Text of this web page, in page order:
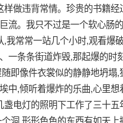
样做违背常情。珍贵的书籍
流。我只不过是一个软心肠
我常常一站几个小时,观看爆
一条条街道炸毁,那起爆的时
即像件衣裳似的静静地坍塌
中,倾听着爆炸的乐曲,心里
电灯的照明下工作了三十